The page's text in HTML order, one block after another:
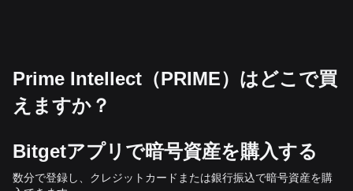
Prime Intellect（PRIME）はどこで買
えますか？
Bitgetアプリで暗号資産を購入する
数分で登録し、クレジットカードまたは銀行振込で暗号資産を購